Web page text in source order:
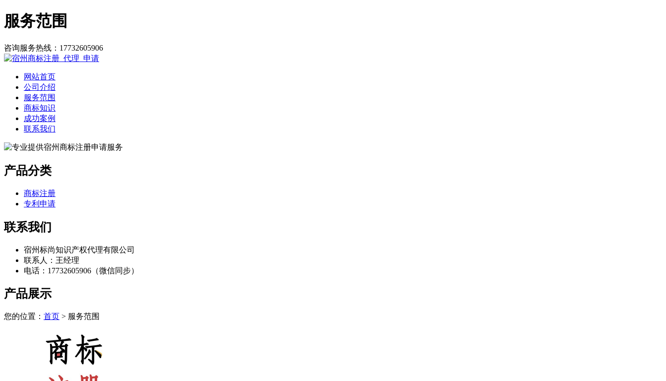
服务范围
咨询服务热线： 17732605906
网站首页
公司介绍
服务范围
商标知识
成功案例
联系我们
产品分类
商标注册
专利申请
联系我们
宿州标尚知识产权代理有限公司
联系人：王经理
电话：17732605906（微信同步）
产品展示
您的位置： 首页 > 服务范围